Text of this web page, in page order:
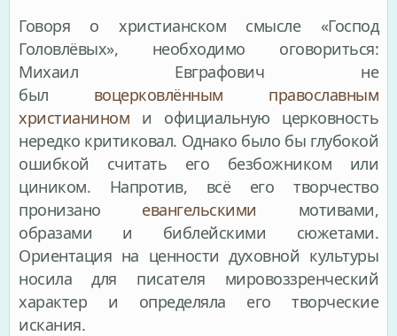
Говоря о христианском смысле «Господ
Головлёвых», необходимо оговориться:
Михаил Евграфович не
был воцерковлённым
православным
христианином и официальную церковность
нередко критиковал. Однако было бы глубокой
ошибкой считать его безбожником или
циником. Напротив, всё его творчество
пронизано евангельскими мотивами,
образами и библейскими сюжетами.
Ориентация на ценности духовной культуры
носила для писателя мировоззренческий
характер и определяла его творческие
искания.